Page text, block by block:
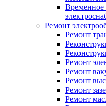
Временное
Ремонт
Ремонт
Ремонт
Ремонт
Ремонт
Ремонт
Ремонт